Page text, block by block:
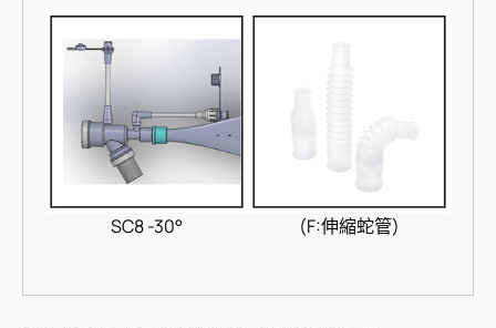
SC8 -30° (F:伸縮蛇管)